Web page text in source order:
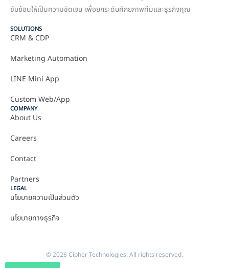
ซับซ้อนให้เป็นความชัดเจน เพื่อยกระดับศักยภาพทีมและธุรกิจคุณ
SOLUTIONS
CRM & CDP
Marketing Automation
LINE Mini App
Custom Web/App
COMPANY
About Us
Careers
Contact
Partners
LEGAL
นโยบายความเป็นส่วนตัว
นโยบายทางธุรกิจ
© 2026 Cipher Technologies. All rights reserved.